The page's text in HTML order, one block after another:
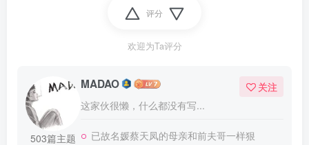
评分
欢迎为Ta评分
503篇主题
MADAO
这家伙很懒，什么都没有写...
关注
已故名媛蔡天凤的母亲和前夫哥一样狠